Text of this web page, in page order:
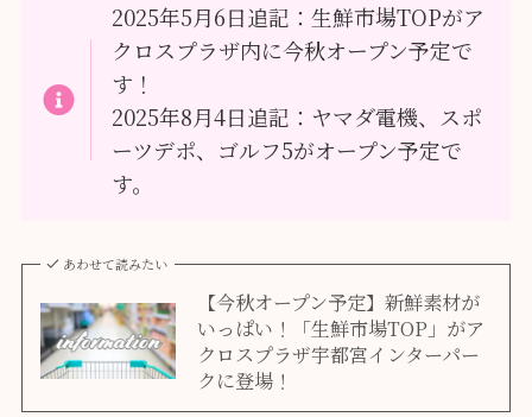
2025年5月6日追記：生鮮市場TOPがア
クロスプラザ内に今秋オープン予定で
す！
2025年8月4日追記：ヤマダ電機、スポ
ーツデポ、ゴルフ5がオープン予定で
す。
あわせて読みたい
【今秋オープン予定】新鮮素材が
いっぱい！「生鮮市場TOP」がア
クロスプラザ宇都宮インターパー
クに登場！